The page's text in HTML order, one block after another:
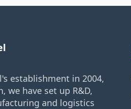
establishment in 2004,
we have set up R&D,
and logistics